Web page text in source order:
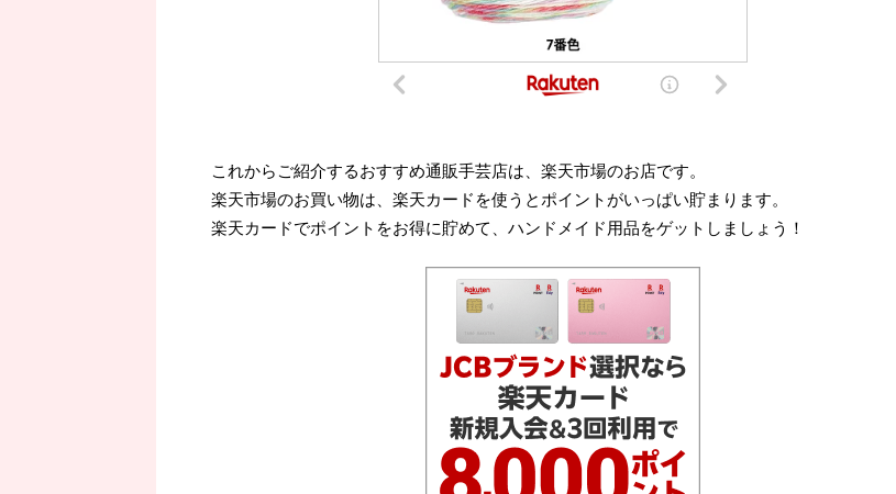
これからご紹介するおすすめ通販手芸店は、楽天市場のお店です。
楽天市場のお買い物は、楽天カードを使うとポイントがいっぱい貯まります。
楽天カードでポイントをお得に貯めて、ハンドメイド用品をゲットしましょう！